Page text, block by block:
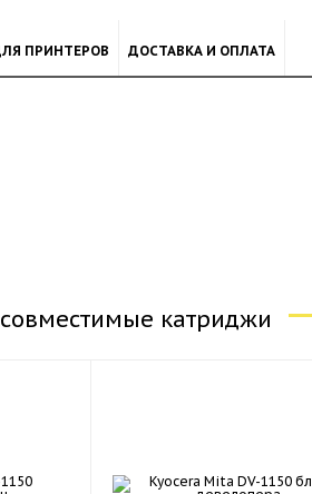
ПРИНТЕРОВ ДОСТАВКА И ОПЛАТА
катриджи